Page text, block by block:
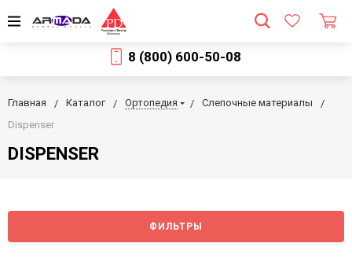
8 (800) 600-50-08
Главная Каталог Ортопедия
Слепочные материалы
Dispenser
DISPENSER
ФИЛЬТРЫ